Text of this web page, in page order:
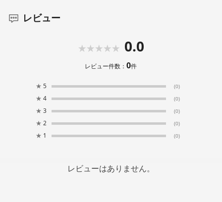
レビュー
0.0
レビュー件数：0件
★ 5 (0)
★ 4 (0)
★ 3 (0)
★ 2 (0)
★ 1 (0)
レビューはありません。